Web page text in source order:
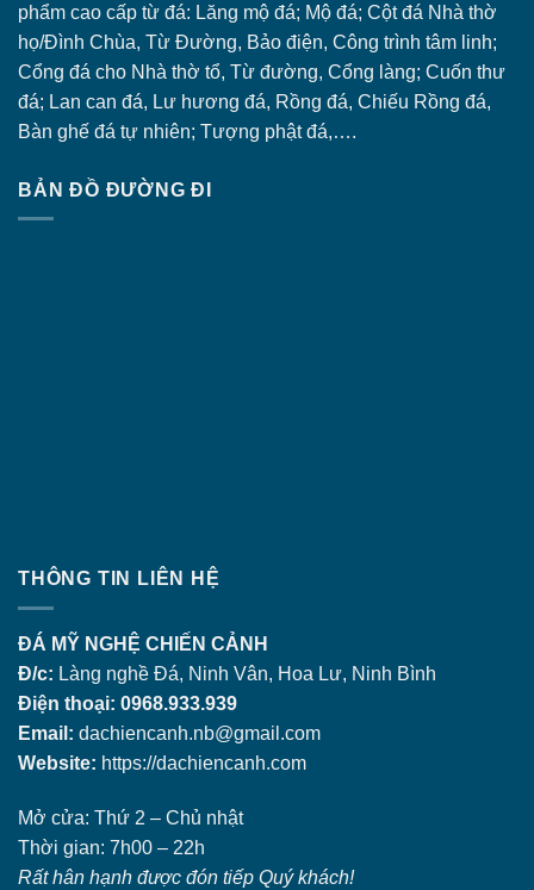
phẩm cao cấp từ đá: Lăng mộ đá; Mộ đá; Cột đá Nhà thờ
họ/Đình Chùa, Từ Đường, Bảo điện, Công trình tâm linh;
Cổng đá cho Nhà thờ tổ, Từ đường, Cổng làng; Cuốn thư
đá; Lan can đá, Lư hương đá, Rồng đá, Chiếu Rồng đá,
Bàn ghế đá tự nhiên; Tượng phật đá,….
BẢN ĐỒ ĐƯỜNG ĐI
THÔNG TIN LIÊN HỆ
ĐÁ MỸ NGHỆ CHIẾN CẢNH
Đ/c: Làng nghề Đá, Ninh Vân, Hoa Lư, Ninh Bình
Điện thoại: 0968.933.939
Email: dachiencanh.nb@gmail.com
Website: https://dachiencanh.com
Mở cửa: Thứ 2 – Chủ nhật
Thời gian: 7h00 – 22h
Rất hân hạnh được đón tiếp Quý khách!